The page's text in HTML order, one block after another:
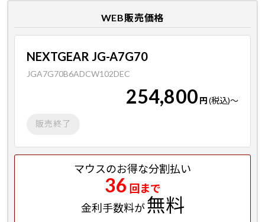
WEB販売価格
NEXTGEAR JG-A7G70
JGA7G70B6ADCW102DEC
254,800 円(税込)～
販売終了
マウスのお得な分割払い
36 回まで
金利手数料が無料